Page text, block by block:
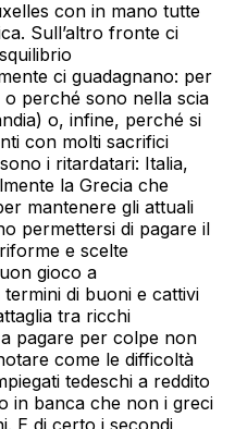
con in mano tutte
Sull’altro fronte ci
ci guadagnano: per
perché sono nella scia
o, infine, perché si
con molti sacrifici
i ritardatari: Italia,
la Grecia che
mantenere gli attuali
permettersi di pagare il
e scelte
gioco a
di buoni e cattivi
tra ricchi
pagare per colpe non
come le difficoltà
tedeschi a reddito
in banca che non i greci